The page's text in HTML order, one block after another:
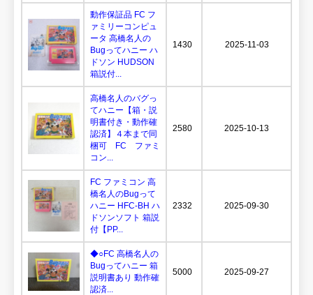
動作保証品 FC フ
ァミリーコンピュ
ータ 高橋名人の
Bugってハニー ハ
ドソン HUDSON
箱説付...
1430 2025-11-03
高橋名人のバグっ
てハニー【箱・説
明書付き・動作確
認済】４本まで同
梱可 FC ファミ
コン...
2580 2025-10-13
FC ファミコン 高
橋名人のBugって
ハニー HFC-BH ハ
ドソンソフト 箱説
付【PP...
2332 2025-09-30
◆○FC 高橋名人の
Bugってハニー 箱
説明書あり 動作確
認済...
5000 2025-09-27